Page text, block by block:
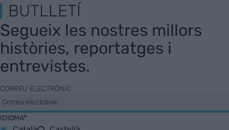
BUTLLETÍ
Segueix les nostres millors
històries, reportatges i
entrevistes.
CORREU ELECTRÒNIC
IDIOMA*